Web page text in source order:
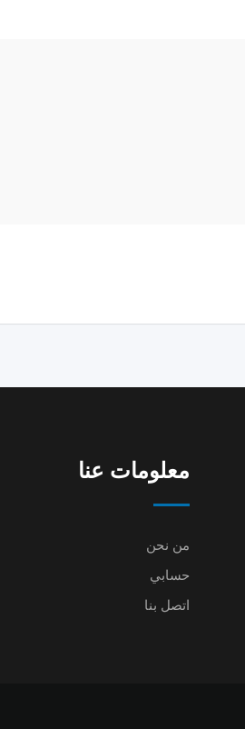
معلومات عنا
من نحن
حسابي
اتصل بنا